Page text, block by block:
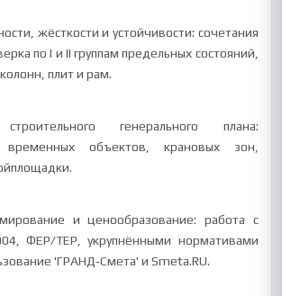
жёсткости и устойчивости: сочетания
по I и II группам предельных состояний,
плит и рам.
генерального плана:
временных объектов, крановых зон,
и ценообразование: работа с
ФЕР/ТЕР, укрупнёнными нормативами
'ГРАНД‑Смета' и Smeta.RU.